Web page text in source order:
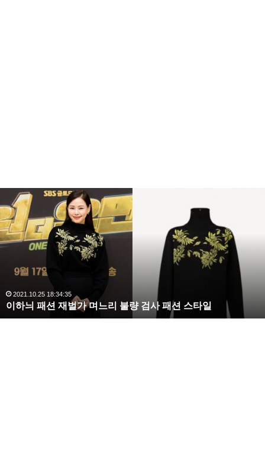
하
늬
패
션
며
느
리
2021.10.25 18:34:35
이하늬 패션 재벌가 며느리 불량 검사 패션 스타일